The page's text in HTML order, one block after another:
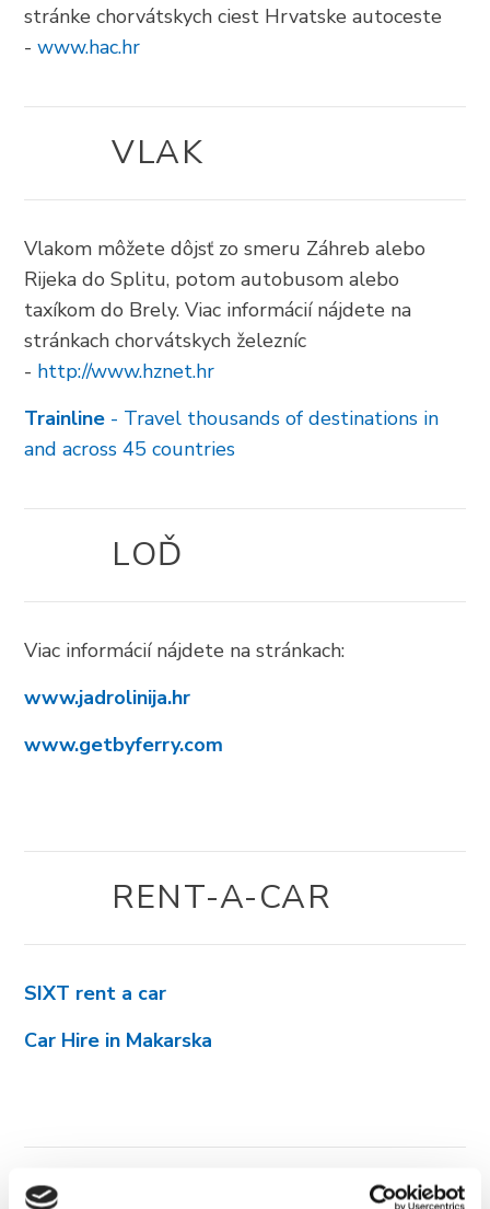
FOLLOW US
stránke chorvátskych ciest Hrvatske autoceste
-www.hac.hr
VLAK
Vlakom môžete dôjsť zo smeru Záhreb alebo
Rijeka do Splitu, potom autobusom alebo
taxíkom do Brely. Viac informácií nájdete na
stránkach chorvátskych železníc
- http://www.hznet.hr
Trainline - Travel thousands of destinations in
and across 45 countries
LOĎ
Viac informácií nájdete na stránkach:
www.jadrolinija.hr
www.getbyferry.com
RENT-A-CAR
SIXT rent a car
Car Hire in Makarska